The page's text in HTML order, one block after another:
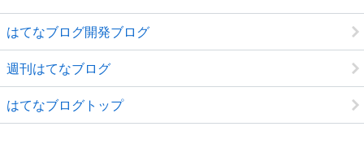
はてなブログ開発ブログ
週刊はてなブログ
はてなブログトップ